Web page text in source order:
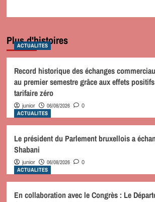
Plus d'histoires
ACTUALITES
Record historique des échanges
au premier semestre grâce aux effets
tarifaire zéro
junior 06/08/2026 0
ACTUALITES
Le président du Parlement bruxellois a
Shabani
junior 06/08/2026 0
ACTUALITES
En collaboration avec le Congrès : Le